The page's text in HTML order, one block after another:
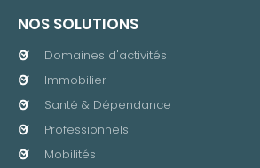
NOS SOLUTIONS
Domaines d'activités
Immobilier
Santé & Dépendance
Professionnels
Mobilités